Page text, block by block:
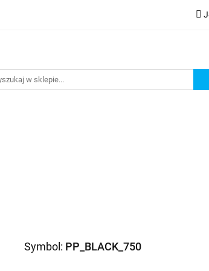
Symbol: PP_BLACK_750